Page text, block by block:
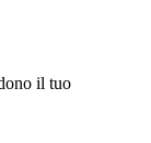
il tuo